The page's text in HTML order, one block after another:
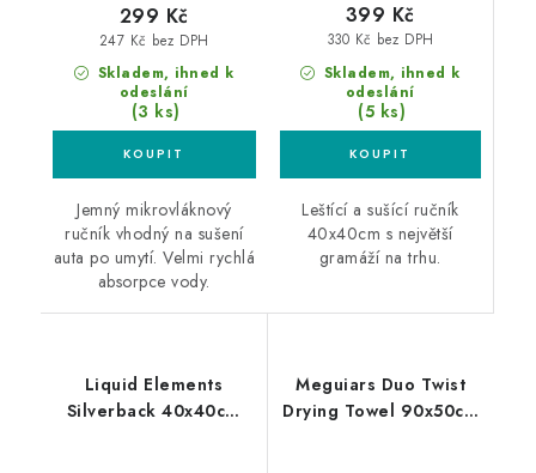
Skladem, ihned k
odeslání
(3 ks)
247 Kč bez DPH
299 Kč
Jemný mikrovláknový
ručník vhodný na sušení
auta po umytí. Velmi rychlá
absorpce vody.
Skladem, ihned k
odeslání
(5 ks)
330 Kč bez DPH
399 Kč
Leštící a sušící ručník
40x40cm s největší
gramáží na trhu.
Liquid Elements
Silverback 40x40cm
Meguiars Duo Twist
Drying Towel 90x50cm